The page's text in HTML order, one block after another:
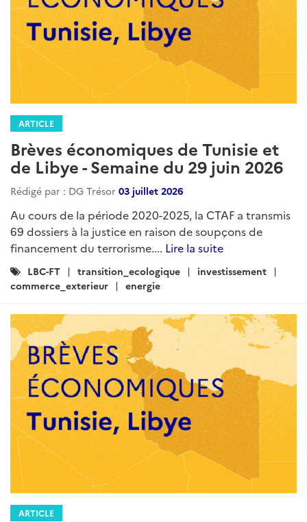
ARTICLE
Brèves économiques de Tunisie et
de Libye - Semaine du 29 juin 2026
Rédigé par : DG Trésor 03 juillet 2026
Au cours de la période 2020-2025, la CTAF a transmis
69 dossiers à la justice en raison de soupçons de
financement du terrorisme.... Lire la suite
Catégories
:
LBC-FT transition_ecologique
investissement
commerce_exterieur
energie
ARTICLE